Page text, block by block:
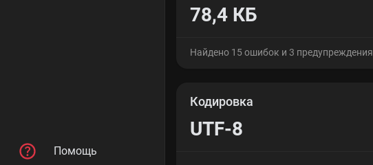
Помощь
78,4 КБ
Найдено 15 ошибок и 3 предупреждения
Кодировка
UTF-8